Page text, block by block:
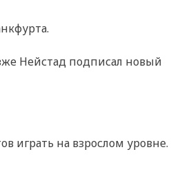
Нейстад подписал новый
играть на взрослом уровне.